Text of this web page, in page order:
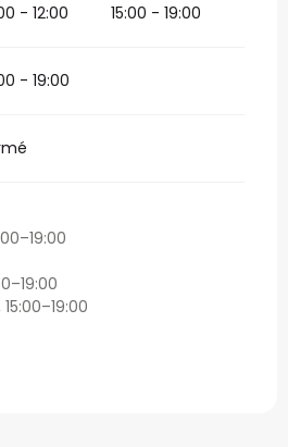
- 12:00 15:00 - 19:00
- 19:00